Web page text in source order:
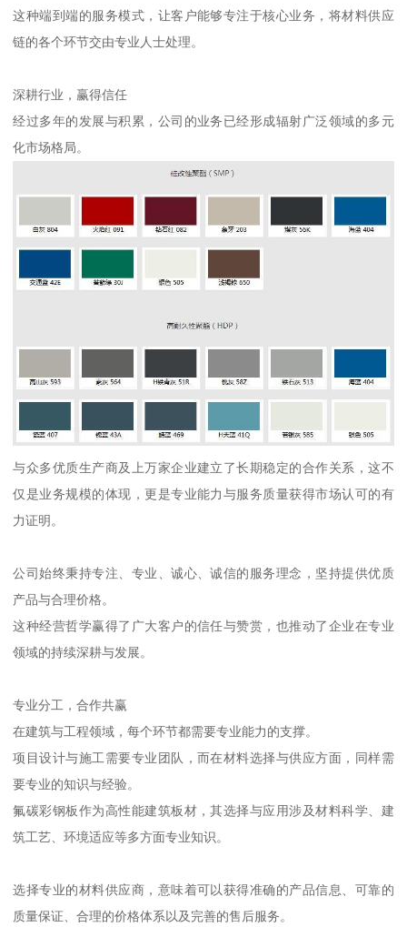
这种端到端的服务模式，让客户能够专注于核心业务，将材料供应
链的各个环节交由专业人士处理。
深耕行业，赢得信任
经过多年的发展与积累，公司的业务已经形成辐射广泛领域的多元
化市场格局。
与众多优质生产商及上万家企业建立了长期稳定的合作关系，这不
仅是业务规模的体现，更是专业能力与服务质量获得市场认可的有
力证明。
公司始终秉持专注、专业、诚心、诚信的服务理念，坚持提供优质
产品与合理价格。
这种经营哲学赢得了广大客户的信任与赞赏，也推动了企业在专业
领域的持续深耕与发展。
专业分工，合作共赢
在建筑与工程领域，每个环节都需要专业能力的支撑。
项目设计与施工需要专业团队，而在材料选择与供应方面，同样需
要专业的知识与经验。
氟碳彩钢板作为高性能建筑板材，其选择与应用涉及材料科学、建
筑工艺、环境适应等多方面专业知识。
选择专业的材料供应商，意味着可以获得准确的产品信息、可靠的
质量保证、合理的价格体系以及完善的售后服务。